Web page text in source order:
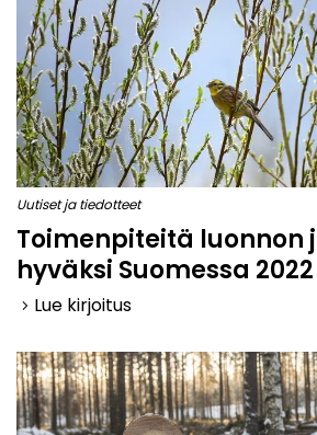
Uutiset ja tiedotteet
Toimenpiteitä luonnon
hyväksi Suomessa 2022
keyboard_arrow_right Lue kirjoitus